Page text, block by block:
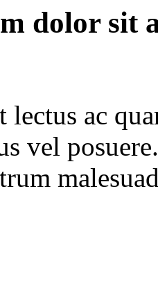
dolor sit
lectus ac
vel